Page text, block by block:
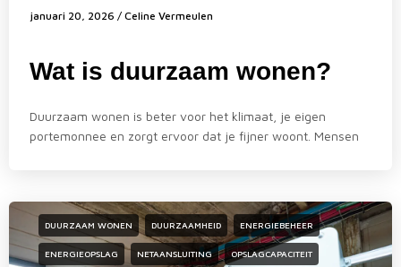
januari 20, 2026 / Celine Vermeulen
Wat is duurzaam wonen?
Duurzaam wonen is beter voor het klimaat, je eigen
portemonnee en zorgt ervoor dat je fijner woont. Mensen
DUURZAAM WONEN DUURZAAMHEID ENERGIEBEHEER
ENERGIEOPSLAG NETAANSLUITING OPSLAGCAPACITEIT